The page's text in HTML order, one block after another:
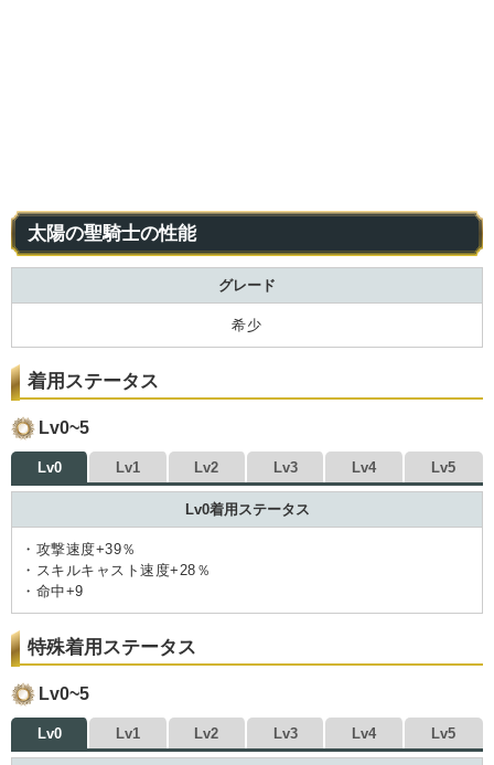
太陽の聖騎士の性能
グレード
希少
着用ステータス
Lv0~5
Lv0 Lv1 Lv2 Lv3 Lv4 Lv5
Lv0着用ステータス
・攻撃速度+39％
・スキルキャスト速度+28％
・命中+9
特殊着用ステータス
Lv0~5
Lv0 Lv1 Lv2 Lv3 Lv4 Lv5